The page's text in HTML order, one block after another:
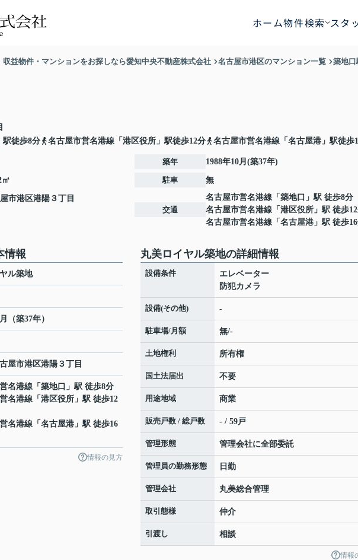
ホーム物件検索 スタ
益物件・マンションをお探しなら愛知中央不動産株式会社 名古屋市港区のマンション一覧 築地口
駅徒歩8分
名古屋市営名港線「港区役所」駅徒歩12分 名古屋市営名港線「名古屋港」駅徒歩
市港区港陽 ３丁目
築年 1988年10月(築37年)
駐車 無
交通
名古屋市営名港線 「 築地口 」駅 徒歩8分
名古屋市営名港線 「 港区役所 」駅 徒歩
名古屋市営名港線 「 名古屋港 」駅 徒歩
情報
ル築地
（築37年）
屋市港区港陽 ３丁目
名港線 「 築地口 」駅 徒歩8分
名港線 「 港区役所 」駅 徒歩12
名港線 「 名古屋港 」駅 徒歩16
情報の見方
丸美ロイヤル築地の詳細情報
設備条件
エレベーター
防犯カメラ
設備(その他) -
駐車場/月額 無/-
土地権利 所有権
国土法届出 不要
用途地域 商業
販売戸数 / 総戸数 - / 59戸
管理形態 管理会社に全部委託
管理員の勤務形態 日勤
管理会社 丸美総合管理
取引態様 仲介
引渡し 相談
情報